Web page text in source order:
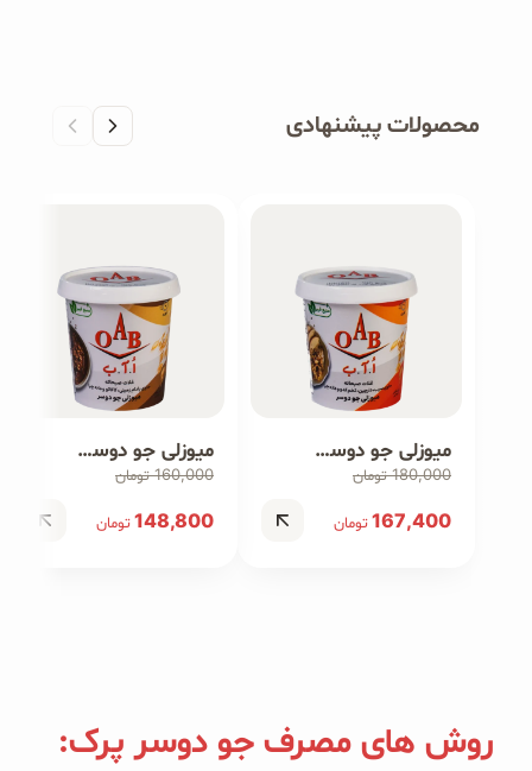
محصولات پیشنهادی
میوزلی جو دوسر با سیب ۵۵ گرمی
180,000 تومان
167,400تومان
میوزلی جو دوسر با کاکائو ۵۵ گرمی
160,000 تومان
148,800تومان
روش های مصرف جو دوسر پرک: